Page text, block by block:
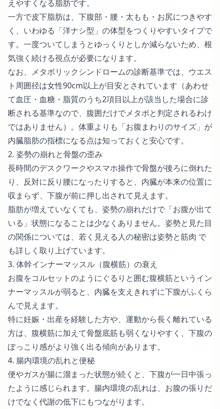
えやすくなる脂肪です。
一方で皮下脂肪は、下腹部・腰・太もも・お尻につきやす
く、いわゆる「洋ナシ型」の体型をつくりやすいタイプで
す。一度ついてしまうとゆっくりとしか減らないため、根
気強く続ける視点が必要になります。
なお、 メタボリックシンドロームの診断基準では、ウエス
ト周囲径は女性90cm以上が目安とされています（あわせ
て血圧・血糖・脂質のうち2項目以上が該当した場合に診
断される基準なので、腹囲だけでメタボと判定されるわけ
ではありません）。体重よりも「お腹まわりのサイズ」が
内臓脂肪の指標になる点は知っておくと安心です。
2. 姿勢の崩れと骨盤の歪み
長時間のデスクワークやスマホ操作で骨盤が後ろに倒れた
り、反対に反り腰になったりすると、内臓が本来の位置に
収まらず、下腹が前に押し出されて見えます。
脂肪が増えていなくても、姿勢の崩れだけで「お腹が出て
いる」状態になることは少なくありません。姿勢と見た目
の関係については、 若く見える人の秘密は姿勢と筋肉 で
も詳しく取り上げています。
3. 体幹インナーマッスル（腹横筋）の衰え
お腹をコルセットのようにぐるりと囲む腹横筋というイン
ナーマッスルが弱ると、内臓を支えきれずに下腹がふくら
んで見えます。
特に妊娠・出産を経験した方や、運動から長く離れている
方は、腹横筋に加えて骨盤底筋も弱くなりやすく、下腹の
ぽっこり感がより強く出る傾向があります。
4. 腸内環境の乱れと便秘
便やガスが腸に溜まった状態が続くと、下腹が一日中張っ
たように感じられます。腸内環境の乱れは、お腹の張りだ
けでなく代謝の低下にもつながります。